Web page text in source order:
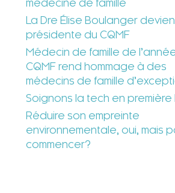
médecine de famille
La Dre Élise Boulanger
présidente du CQMF
Médecin de famille de
CQMF rend hommage à des
médecins de famille
Soignons la tech en première
Réduire son empreinte
environnementale, oui, mais
commencer?